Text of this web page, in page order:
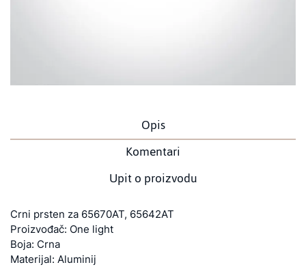
Opis
Komentari
Upit o proizvodu
Crni prsten za 65670AT, 65642AT
Proizvođač: One light
Boja: Crna
Materijal: Aluminij